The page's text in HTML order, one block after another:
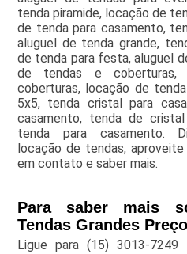
tenda piramide, locação de
de tenda para casamento,
aluguel de tenda grande,
de tenda para festa, aluguel
de tendas e
coberturas, locação de
5x5, tenda cristal para
casamento, tenda de
tenda para casamento.
locação de tendas,
em contato e saber mais.
Para saber mais
Tendas Grandes
Ligue para(15) 3013-7249